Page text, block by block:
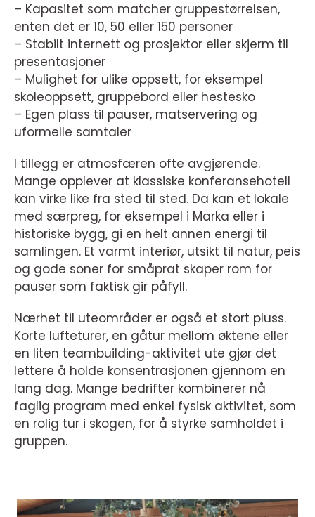
– Kapasitet som matcher gruppestørrelsen,
enten det er 10, 50 eller 150 personer
– Stabilt internett og prosjektor eller skjerm til
presentasjoner
– Mulighet for ulike oppsett, for eksempel
skoleoppsett, gruppebord eller hestesko
– Egen plass til pauser, matservering og
uformelle samtaler
I tillegg er atmosfæren ofte avgjørende.
Mange opplever at klassiske konferansehotell
kan virke like fra sted til sted. Da kan et lokale
med særpreg, for eksempel i Marka eller i
historiske bygg, gi en helt annen energi til
samlingen. Et varmt interiør, utsikt til natur, peis
og gode soner for småprat skaper rom for
pauser som faktisk gir påfyll.
Nærhet til uteområder er også et stort pluss.
Korte lufteturer, en gåtur mellom øktene eller
en liten teambuilding-aktivitet ute gjør det
lettere å holde konsentrasjonen gjennom en
lang dag. Mange bedrifter kombinerer nå
faglig program med enkel fysisk aktivitet, som
en rolig tur i skogen, for å styrke samholdet i
gruppen.